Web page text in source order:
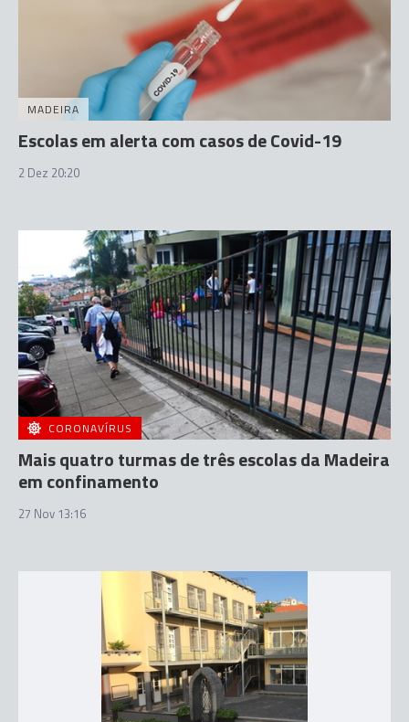
MADEIRA
Escolas em alerta com casos de Covid-19
2 Dez 20:20
CORONAVÍRUS
Mais quatro turmas de três escolas da Madeira
em confinamento
27 Nov 13:16